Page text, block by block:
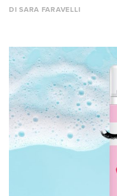
DI SARA FARAVELLI